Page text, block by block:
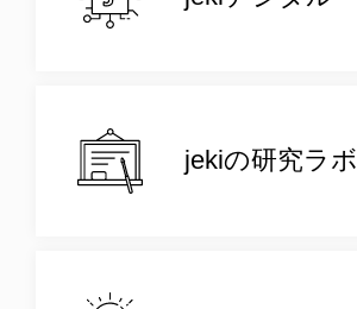
jekiの研究ラボ